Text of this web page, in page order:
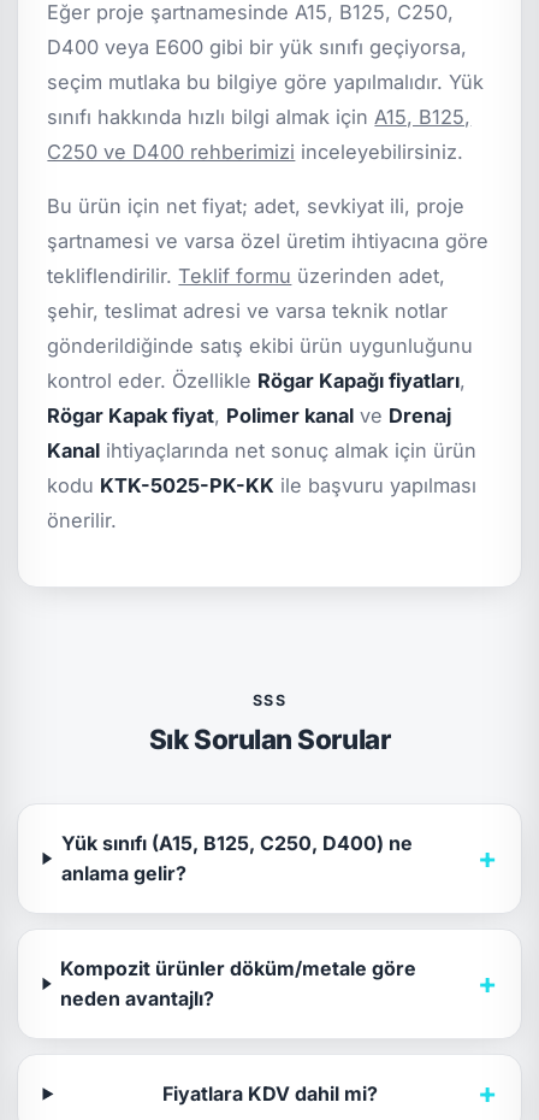
Eğer proje şartnamesinde A15, B125, C250,
D400 veya E600 gibi bir yük sınıfı geçiyorsa,
seçim mutlaka bu bilgiye göre yapılmalıdır. Yük
sınıfı hakkında hızlı bilgi almak için A15, B125,
C250 ve D400 rehberimizi inceleyebilirsiniz.
Bu ürün için net fiyat; adet, sevkiyat ili, proje
şartnamesi ve varsa özel üretim ihtiyacına göre
tekliflendirilir.Teklif formu üzerinden adet,
şehir, teslimat adresi ve varsa teknik notlar
gönderildiğinde satış ekibi ürün uygunluğunu
kontrol eder. Özellikle Rögar Kapağı fiyatları,
Rögar Kapak fiyat, Polimer kanal ve Drenaj
Kanal ihtiyaçlarında net sonuç almak için ürün
kodu KTK-5025-PK-KK ile başvuru yapılması
önerilir.
SSS
Sık Sorulan Sorular
Yük sınıfı (A15, B125, C250, D400) ne
anlama gelir?
+
Kompozit ürünler döküm/metale göre
neden avantajlı?
+
Fiyatlara KDV dahil mi? +